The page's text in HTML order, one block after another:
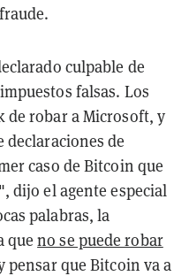
culpable de
falsas. Los
de robar a Microsoft, y
de
caso de Bitcoin que
dijo el agente especial
palabras, la
queno se puede robar
pensar que Bitcoin va a